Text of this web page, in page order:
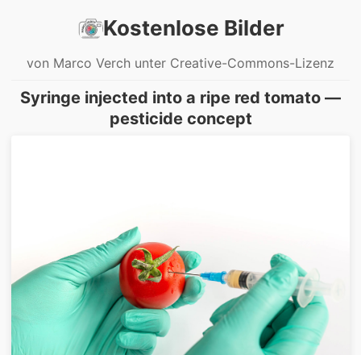
Kostenlose Bilder
von Marco Verch unter Creative-Commons-Lizenz
Syringe injected into a ripe red tomato —
pesticide concept